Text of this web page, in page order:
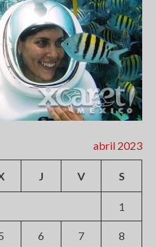
abril 2023
J V S
1
6 7 8